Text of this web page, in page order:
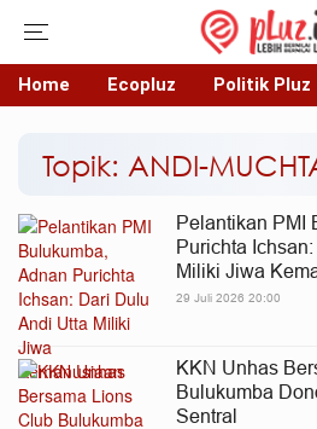
Home Ecopluz Politik Pluz
Topik: ANDI-
Pelantikan PMI
Purichta
Miliki Jiwa
29 Juli 2026 20:00
KKN Unhas
Bulukumba
Sentral